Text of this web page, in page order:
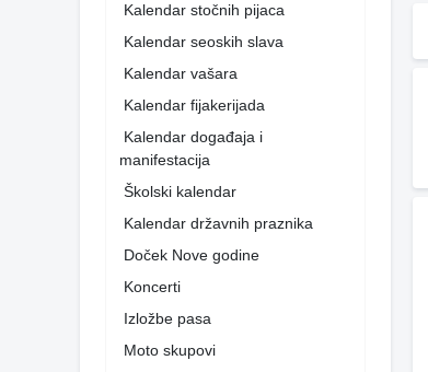
Kalendar stočnih pijaca
Kalendar seoskih slava
Kalendar vašara
Kalendar fijakerijada
Kalendar događaja i
manifestacija
Školski kalendar
Kalendar državnih praznika
Doček Nove godine
Koncerti
Izložbe pasa
Moto skupovi